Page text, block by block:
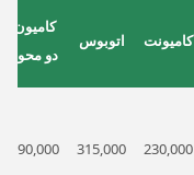
کامیونت اتوبوس
کامیون
دو محور
230,000
315,000
390,000